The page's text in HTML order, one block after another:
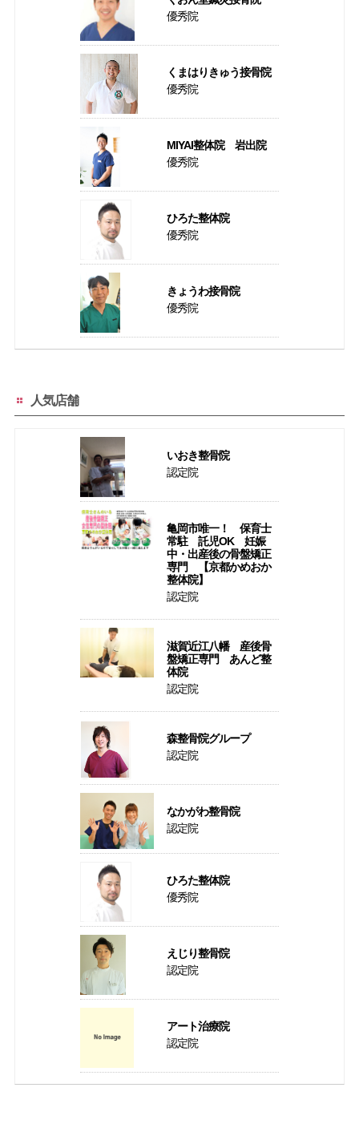
優秀院
くまはりきゅう接骨院
優秀院
MIYAI整体院 岩出院
優秀院
ひろた整体院
優秀院
きょうわ接骨院
優秀院
人気店舗
いおき整骨院
認定院
亀岡市唯一！ 保育士
常駐 託児OK 妊娠
中・出産後の骨盤矯正
専門 【京都かめおか
整体院】
認定院
滋賀近江八幡 産後骨
盤矯正専門 あんど整
体院
認定院
森整骨院グループ
認定院
なかがわ整骨院
認定院
ひろた整体院
優秀院
えじり整骨院
認定院
アート治療院
認定院